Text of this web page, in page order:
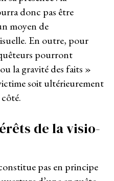
donc pas être
moyen de
En outre, pour
pourront
la gravité des faits »
soit ultérieurement
de la visio-
pas en principe